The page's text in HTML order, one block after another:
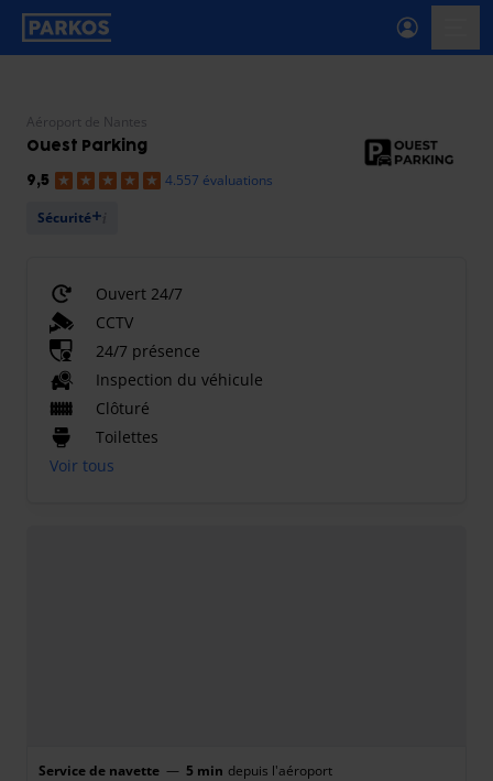
étiquette-de-navigation-principale
Aéroport de Nantes
Ouest Parking
9,5
4.557 évaluations
Sécurité
Ouvert 24/7
CCTV
24/7 présence
Inspection du véhicule
Clôturé
Toilettes
Voir tous
Service de navette — 5 min depuis l'aéroport